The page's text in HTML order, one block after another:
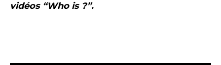
vidéos “Who is ?”.